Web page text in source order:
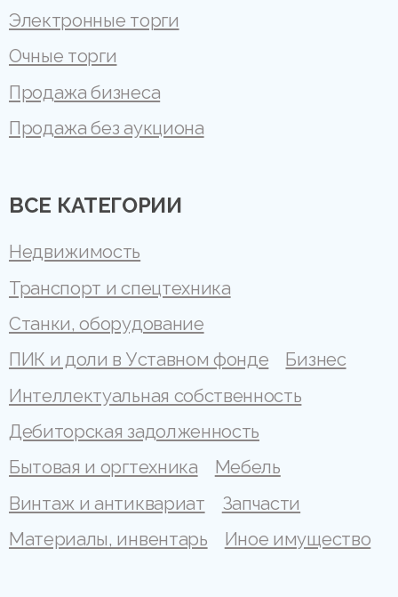
Электронные торги
Очные торги
Продажа бизнеса
Продажа без аукциона
ВСЕ КАТЕГОРИИ
Недвижимость
Транспорт и спецтехника
Станки, оборудование
ПИК и доли в Уставном фонде
Бизнес
Интеллектуальная собственность
Дебиторская задолженность
Бытовая и оргтехника
Мебель
Винтаж и антиквариат
Запчасти
Материалы, инвентарь
Иное имущество